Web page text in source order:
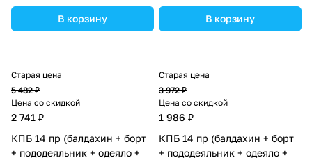
0-1) цвета в ассортименте.
В корзину
0-1_03) цвета в
ассортименте.
В корзину
Старая цена
5 482 ₽
Цена со скидкой
2 741 ₽
КПБ 14 пр (балдахин + борт
+ пододеяльник + одеяло +
Старая цена
3 972 ₽
Цена со скидкой
1 986 ₽
КПБ 14 пр (балдахин + борт
+ пододеяльник + одеяло +